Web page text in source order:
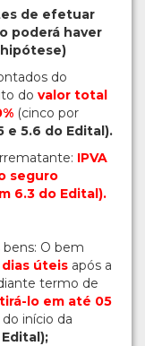
de efetuar
poderá haver
do
do valor total
(cinco por
e 5.6 do Edital).
IPVA
seguro
6.3 do Edital).
bens: O bem
úteis após a
termo de
lo em até 05
início da